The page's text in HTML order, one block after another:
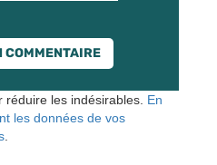
réduire les indésirables. En
les données de vos